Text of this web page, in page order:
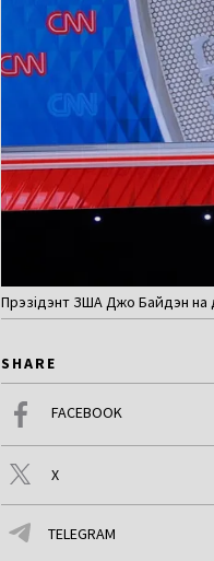
Прэзідэнт ЗША Джо Байдэн на
SHARE
FACEBOOK
X
TELEGRAM